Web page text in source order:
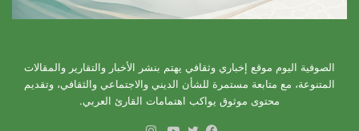
الصوفية اليوم موقع إخباري وثقافي يهتم بنشر الأخبار والتقارير والمقالات
المتنوعة، مع متابعة مستمرة للشأن الديني والاجتماعي والثقافي، وتقديم
محتوى موثوق يواكب اهتمامات القارئ العربي.